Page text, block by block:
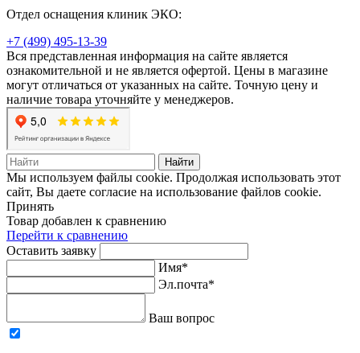
Отдел оснащения клиник ЭКО:
+7 (499) 495-13-39
Вся представленная информация на сайте является
ознакомительной и не является офертой. Цены в магазине
могут отличаться от указанных на сайте. Точную цену и
наличие товара уточняйте у менеджеров.
Найти
Мы используем файлы cookie. Продолжая использовать этот
сайт, Вы даете согласие на использование файлов cookie.
Принять
Товар добавлен к сравнению
Перейти к сравнению
Оставить заявку
Имя*
Эл.почта*
Ваш вопрос